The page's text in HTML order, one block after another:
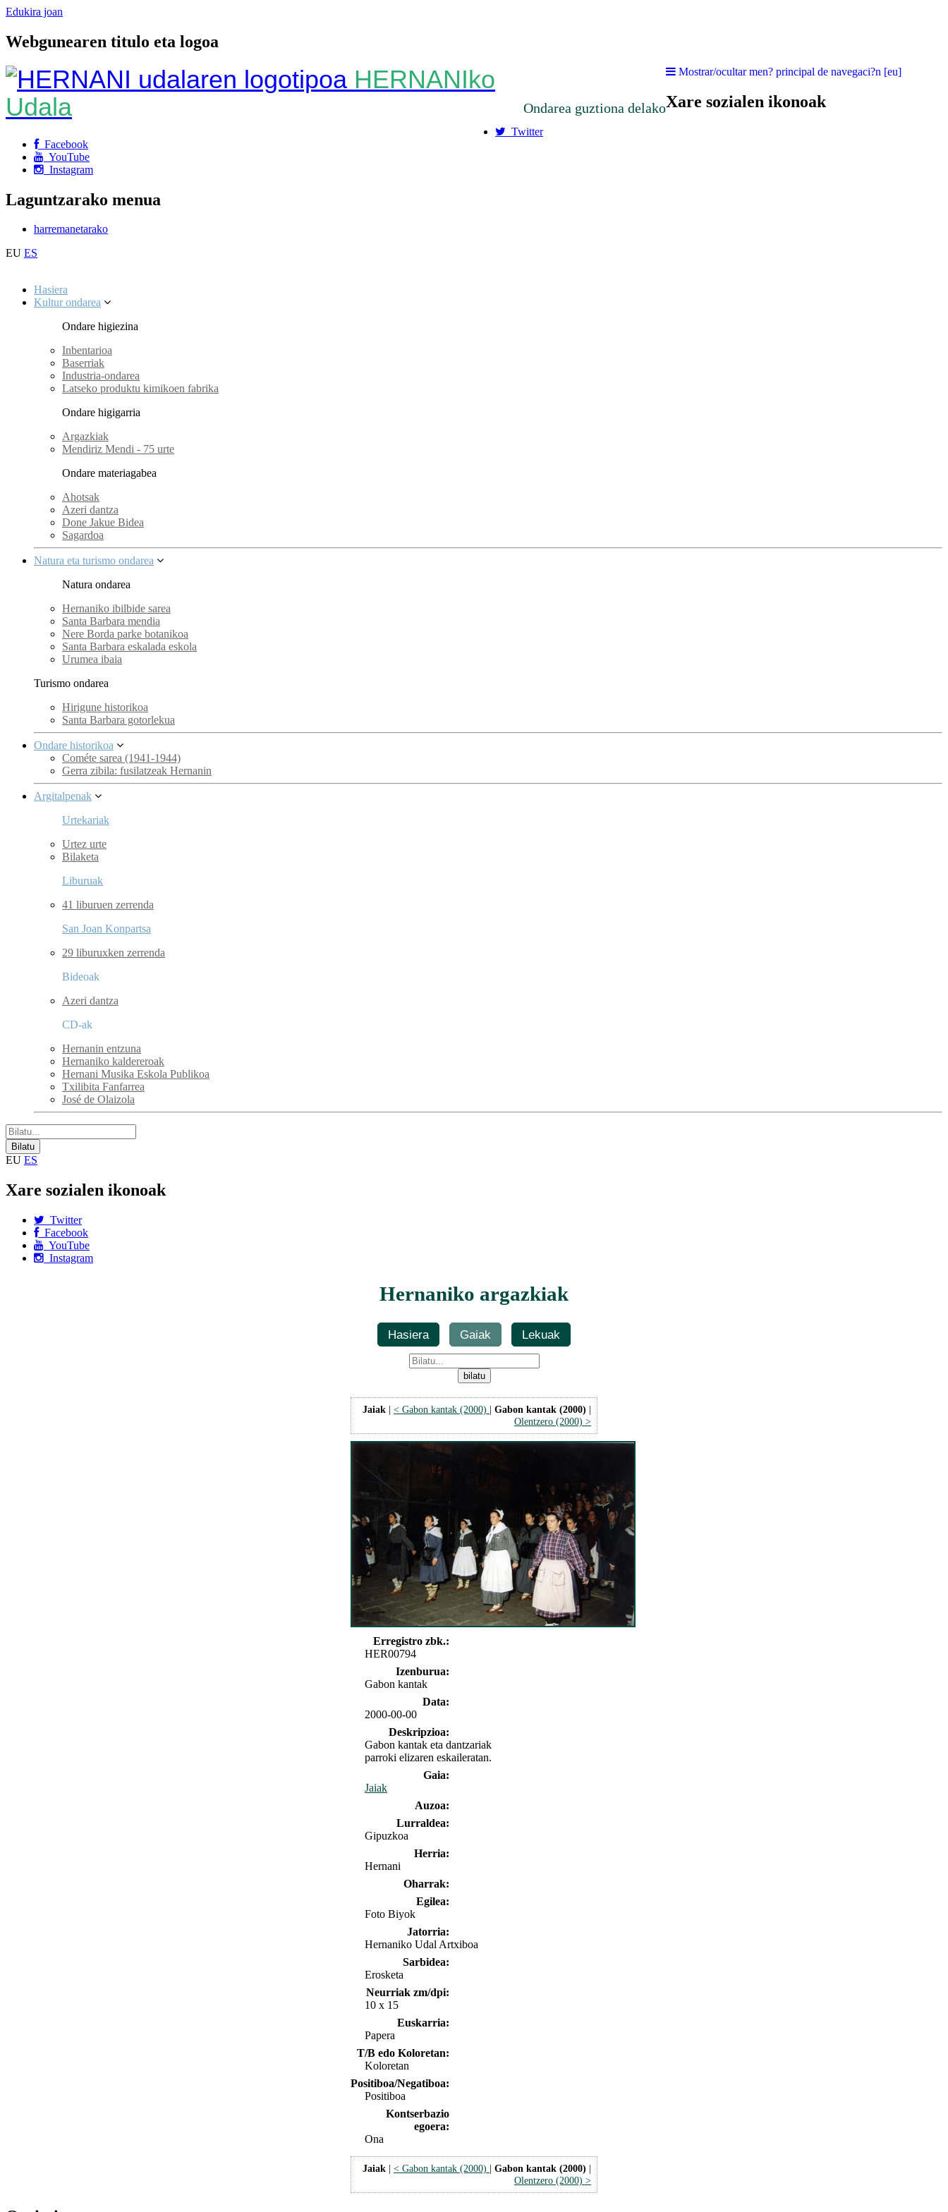
Edukira joan
Webgunearen titulo eta logoa
HERNANIko
Udala
Ondarea guztiona delako
Mostrar/ocultar men? principal de navegaci?n [eu]
Xare sozialen ikonoak
Twitter
Facebook
YouTube
Instagram
Laguntzarako menua
harremanetarako
EU ES
Hasiera
Kultur ondarea
Ondare higiezina
Inbentarioa
Baserriak
Industria-ondarea
Latseko produktu kimikoen fabrika
Ondare higigarria
Argazkiak
Mendiriz Mendi - 75 urte
Ondare materiagabea
Ahotsak
Azeri dantza
Done Jakue Bidea
Sagardoa
Natura eta turismo ondarea
Natura ondarea
Hernaniko ibilbide sarea
Santa Barbara mendia
Nere Borda parke botanikoa
Santa Barbara eskalada eskola
Urumea ibaia
Turismo ondarea
Hirigune historikoa
Santa Barbara gotorlekua
Ondare historikoa
Cométe sarea (1941-1944)
Gerra zibila: fusilatzeak Hernanin
Argitalpenak
Urtekariak
Urtez urte
Bilaketa
Liburuak
41 liburuen zerrenda
San Joan Konpartsa
29 liburuxken zerrenda
Bideoak
Azeri dantza
CD-ak
Hernanin entzuna
Hernaniko kaldereroak
Hernani Musika Eskola Publikoa
Txilibita Fanfarrea
José de Olaizola
EU ES
Xare sozialen ikonoak
Twitter
Facebook
YouTube
Instagram
Hernaniko argazkiak
Hasiera Gaiak Lekuak
Jaiak | < Gabon kantak (2000) | Gabon kantak (2000) |
Olentzero (2000) >
Erregistro zbk.:
HER00794
Izenburua:
Gabon kantak
Data:
2000-00-00
Deskripzioa:
Gabon kantak eta dantzariak
parroki elizaren eskaileratan.
Gaia:
Jaiak
Auzoa:
Lurraldea:
Gipuzkoa
Herria:
Hernani
Oharrak:
Egilea:
Foto Biyok
Jatorria:
Hernaniko Udal Artxiboa
Sarbidea:
Erosketa
Neurriak zm/dpi:
10 x 15
Euskarria:
Papera
T/B edo Koloretan:
Koloretan
Positiboa/Negatiboa:
Positiboa
Kontserbazio
egoera:
Ona
Jaiak | < Gabon kantak (2000) | Gabon kantak (2000) |
Olentzero (2000) >